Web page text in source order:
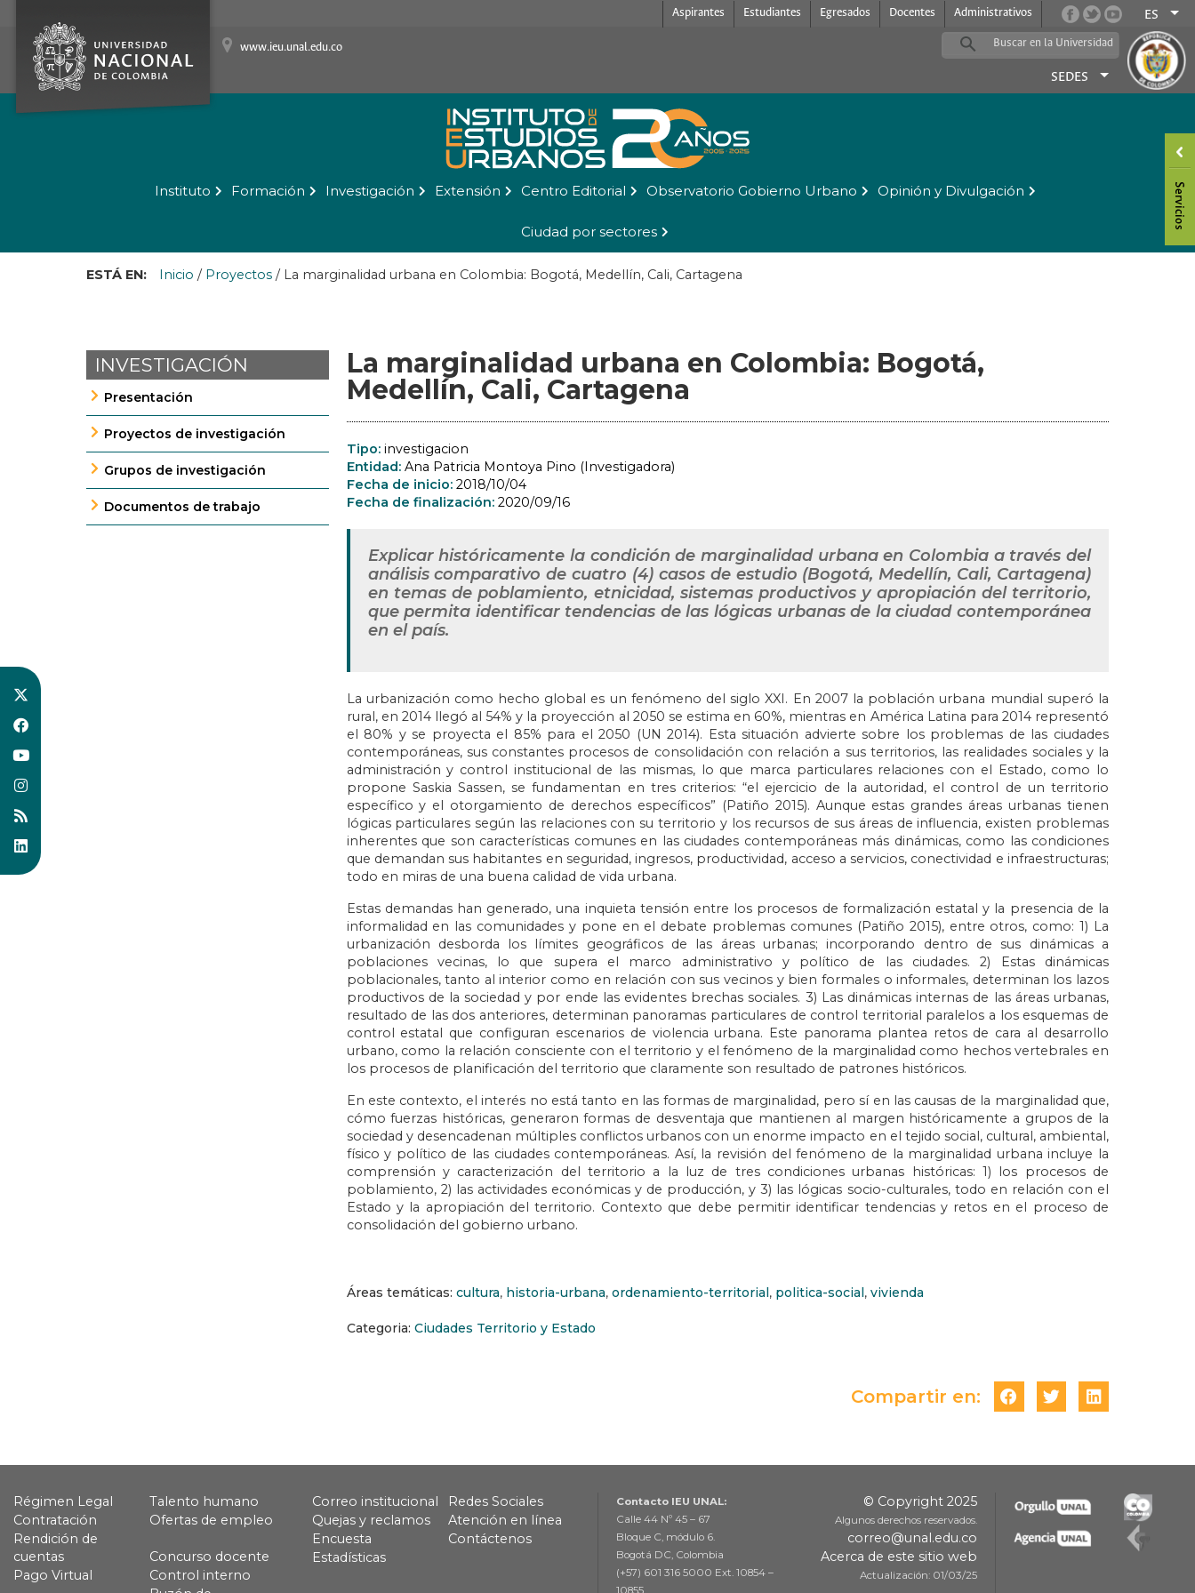
Aspirantes Estudiantes Egresados Docentes Administrativos ES
www.ieu.unal.edu.co
SEDES
Instituto Formación Investigación Extensión Centro Editorial Observatorio Gobierno Urbano Opinión y Divulgación
Ciudad por sectores
ESTÁ EN: Inicio / Proyectos / La marginalidad urbana en Colombia: Bogotá, Medellín, Cali, Cartagena
INVESTIGACIÓN
Presentación
Proyectos de investigación
Grupos de investigación
Documentos de trabajo
La marginalidad urbana en Colombia: Bogotá,
Medellín, Cali, Cartagena
Tipo: investigacion
Entidad: Ana Patricia Montoya Pino (Investigadora)
Fecha de inicio: 2018/10/04
Fecha de finalización: 2020/09/16
Explicar históricamente la condición de marginalidad urbana en Colombia a través del
análisis comparativo de cuatro (4) casos de estudio (Bogotá, Medellín, Cali, Cartagena)
en temas de poblamiento, etnicidad, sistemas productivos y apropiación del territorio,
que permita identificar tendencias de las lógicas urbanas de la ciudad contemporánea
en el país.
La urbanización como hecho global es un fenómeno del siglo XXI. En 2007 la población urbana mundial superó la
rural, en 2014 llegó al 54% y la proyección al 2050 se estima en 60%, mientras en América Latina para 2014 representó
el 80% y se proyecta el 85% para el 2050 (UN 2014). Esta situación advierte sobre los problemas de las ciudades
contemporáneas, sus constantes procesos de consolidación con relación a sus territorios, las realidades sociales y la
administración y control institucional de las mismas, lo que marca particulares relaciones con el Estado, como lo
propone Saskia Sassen, se fundamentan en tres criterios: “el ejercicio de la autoridad, el control de un territorio
específico y el otorgamiento de derechos específicos” (Patiño 2015). Aunque estas grandes áreas urbanas tienen
lógicas particulares según las relaciones con su territorio y los recursos de sus áreas de influencia, existen problemas
inherentes que son características comunes en las ciudades contemporáneas más dinámicas, como las condiciones
que demandan sus habitantes en seguridad, ingresos, productividad, acceso a servicios, conectividad e infraestructuras;
todo en miras de una buena calidad de vida urbana.
Estas demandas han generado, una inquieta tensión entre los procesos de formalización estatal y la presencia de la
informalidad en las comunidades y pone en el debate problemas comunes (Patiño 2015), entre otros, como: 1) La
urbanización desborda los límites geográficos de las áreas urbanas; incorporando dentro de sus dinámicas a
poblaciones vecinas, lo que supera el marco administrativo y político de las ciudades. 2) Estas dinámicas
poblacionales, tanto al interior como en relación con sus vecinos y bien formales o informales, determinan los lazos
productivos de la sociedad y por ende las evidentes brechas sociales. 3) Las dinámicas internas de las áreas urbanas,
resultado de las dos anteriores, determinan panoramas particulares de control territorial paralelos a los esquemas de
control estatal que configuran escenarios de violencia urbana. Este panorama plantea retos de cara al desarrollo
urbano, como la relación consciente con el territorio y el fenómeno de la marginalidad como hechos vertebrales en
los procesos de planificación del territorio que claramente son resultado de patrones históricos.
En este contexto, el interés no está tanto en las formas de marginalidad, pero sí en las causas de la marginalidad que,
cómo fuerzas históricas, generaron formas de desventaja que mantienen al margen históricamente a grupos de la
sociedad y desencadenan múltiples conflictos urbanos con un enorme impacto en el tejido social, cultural, ambiental,
físico y político de las ciudades contemporáneas. Así, la revisión del fenómeno de la marginalidad urbana incluye la
comprensión y caracterización del territorio a la luz de tres condiciones urbanas históricas: 1) los procesos de
poblamiento, 2) las actividades económicas y de producción, y 3) las lógicas socio-culturales, todo en relación con el
Estado y la apropiación del territorio. Contexto que debe permitir identificar tendencias y retos en el proceso de
consolidación del gobierno urbano.
Áreas temáticas: cultura, historia-urbana, ordenamiento-territorial, politica-social, vivienda
Categoria: Ciudades Territorio y Estado
Compartir en:
Régimen Legal
Talento humano
Contratación
Ofertas de empleo
Rendición de
cuentas
Concurso docente
Pago Virtual
Control interno
Correo institucional
Redes Sociales
Quejas y reclamos
Atención en línea
Encuesta
Contáctenos
Estadísticas
Contacto IEU UNAL:
Calle 44 Nº 45 – 67
Bloque C, módulo 6.
Bogotá DC, Colombia
(+57) 601 316 5000 Ext. 10854 –
10855
© Copyright 2025
Algunos derechos reservados.
correo@unal.edu.co
Acerca de este sitio web
Actualización: 01/03/25